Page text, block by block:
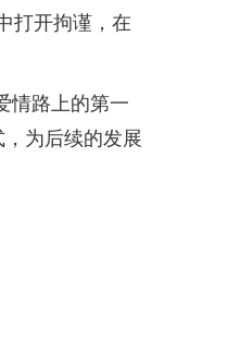
打开拘谨，在
情路上的第一
为后续的发展